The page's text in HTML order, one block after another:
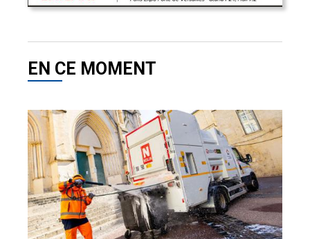
EN CE MOMENT